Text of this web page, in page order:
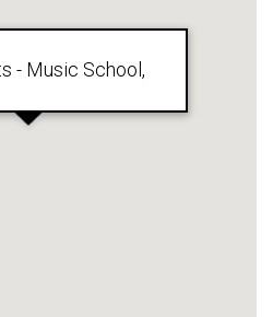
- Music School,